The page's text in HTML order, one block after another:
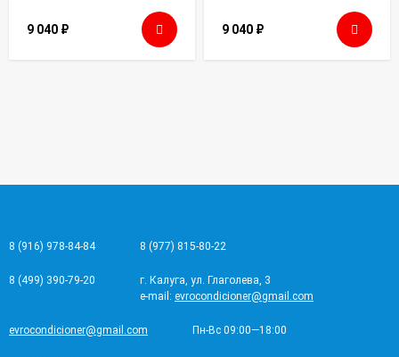
9 040 ₽ 9 040 ₽
8 (916) 978-84-84 8 (977) 815-80-22
8 (499) 390-79-20
г. Калуга, ул. Глаголева, 3
e-mail: evrocondicioner@gmail.com
evrocondicioner@gmail.com Пн-Вс 09:00—18:00